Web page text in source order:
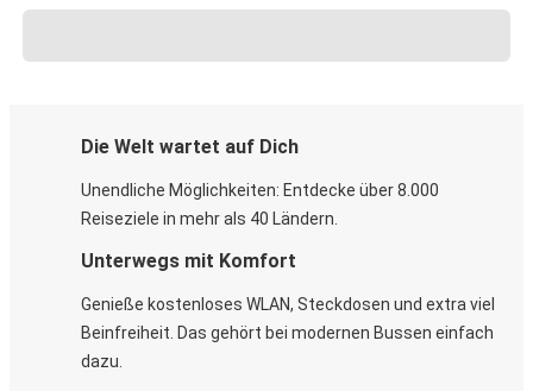
Die Welt wartet auf Dich
Unendliche Möglichkeiten: Entdecke über 8.000
Reiseziele in mehr als 40 Ländern.
Unterwegs mit Komfort
Genieße kostenloses WLAN, Steckdosen und extra viel
Beinfreiheit. Das gehört bei modernen Bussen einfach
dazu.